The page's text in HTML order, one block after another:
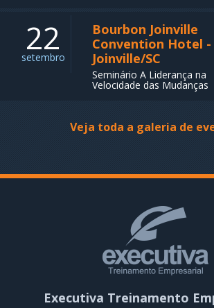
22
setembro
Bourbon Joinville
Convention Hotel -
Joinville/SC
Seminário A Liderança na
Velocidade das Mudanças
Veja toda a galeria de
Executiva Treinamento